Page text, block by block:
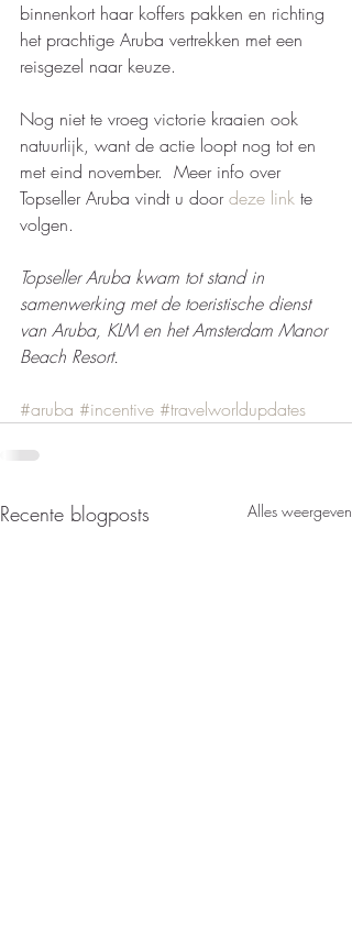
binnenkort haar koffers pakken en richting
het prachtige Aruba vertrekken met een
reisgezel naar keuze.
Nog niet te vroeg victorie kraaien ook
natuurlijk, want de actie loopt nog tot en
met eind november.  Meer info over
Topseller Aruba vindt u door deze link te
volgen.
Topseller Aruba kwam tot stand in
samenwerking met de toeristische dienst
van Aruba, KLM en het Amsterdam Manor
Beach Resort.
#aruba #incentive #travelworldupdates
Recente blogposts Alles weergeven